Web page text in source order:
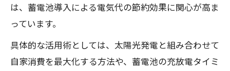
兵庫県の電気代対策に役立つ補助金情報
最新の蓄電池補助金で電気代を抑える方
は、蓄電池導入による電気代の節約効果に関心が高ま
っています。
具体的な活用術としては、太陽光発電と組み合わせて
自家消費を最大化する方法や、蓄電池の充放電タイミ